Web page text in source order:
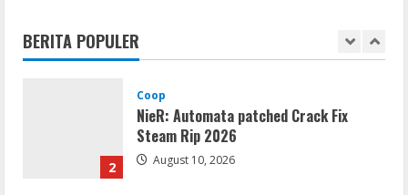
BERITA POPULER
1
2
Coop
NieR: Automata patched Crack Fix
Steam Rip 2026
August 10, 2026